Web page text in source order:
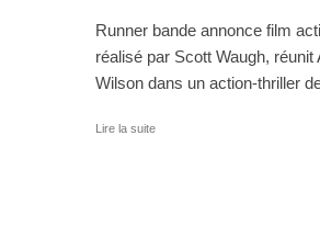
Runner bande annonce film
réalisé par Scott Waugh,
Wilson dans un action-thriller
Lire la suite